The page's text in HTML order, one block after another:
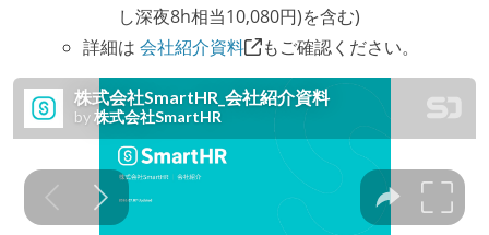
し深夜8h相当10,080円)を含む)
詳細は 会社紹介資料 もご確認ください。